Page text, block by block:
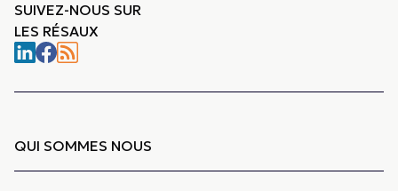
SUIVEZ-NOUS SUR
LES RÉSAUX
QUI SOMMES NOUS